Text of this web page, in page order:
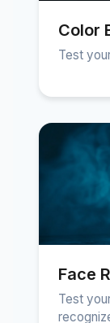
Color
Test
Face
Test